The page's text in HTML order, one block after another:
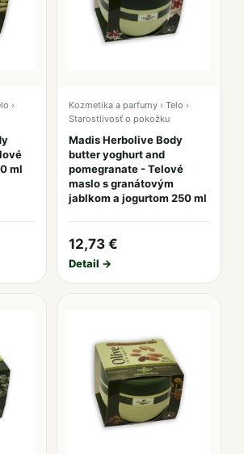
›
ml
Kozmetika a parfumy › Telo ›
Starostlivosť o pokožku
Madis Herbolive Body
butter yoghurt and
pomegranate - Telové
maslo s granátovým
jablkom a jogurtom 250 ml
12,73 €
Detail →